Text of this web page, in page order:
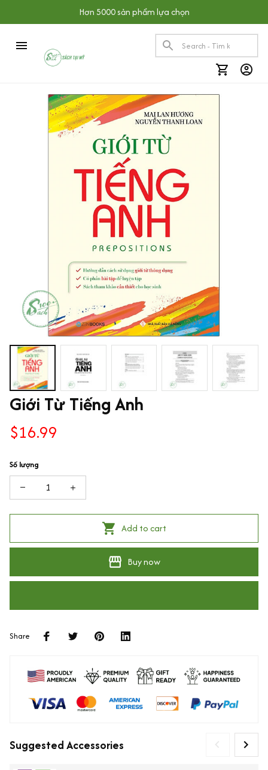
Hơn 5000 sản phẩm lựa chọn
Giới Từ Tiếng Anh
$16.99
Số lượng
Add to cart
Buy now
Share
Suggested Accessories